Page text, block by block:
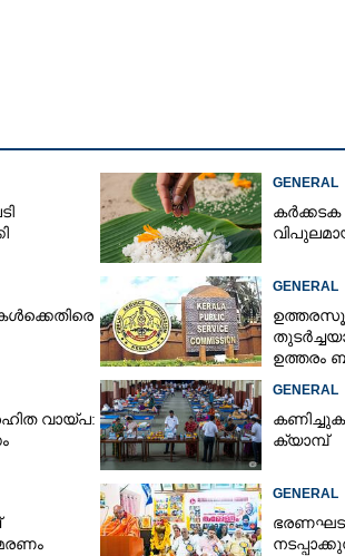
GENERAL
കർക്കടക
GENERAL
ഉത്തരം
വായ്പ:
GENERAL
ക്യാമ്പ്
GENERAL
ഏകോപിപ്പിക്കാൻ
കോഴിക്കോട്ടെത്തി;
അവലോകന യോഗം